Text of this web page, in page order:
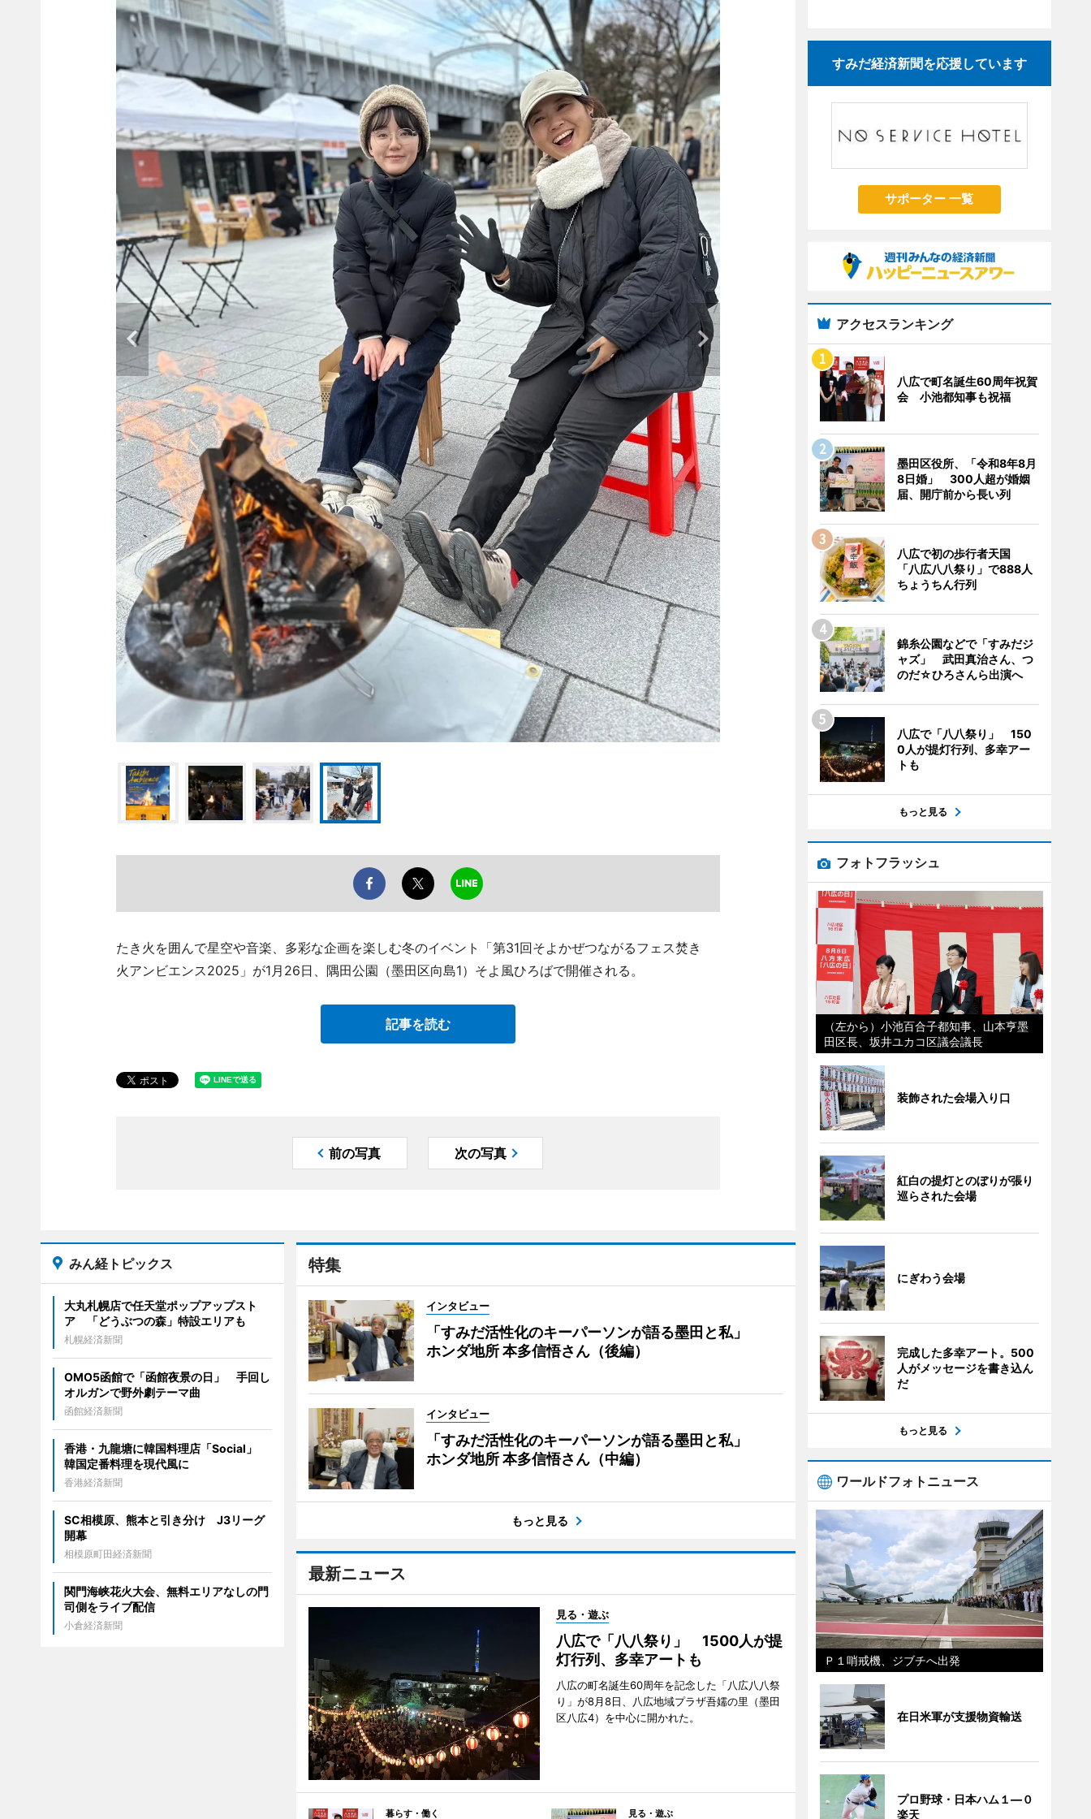
たき火を囲んで星空や音楽、多彩な企画を楽しむ冬のイベント「第31回そよかぜつながるフェス焚き
火アンビエンス2025」が1月26日、隅田公園（墨田区向島1）そよ風ひろばで開催される。
記事を読む
前の写真 次の写真
特集
インタビュー
「すみだ活性化のキーパーソンが語る墨田と私」
ホンダ地所 本多信悟さん（後編）
インタビュー
「すみだ活性化のキーパーソンが語る墨田と私」
ホンダ地所 本多信悟さん（中編）
もっと見る
最新ニュース
見る・遊ぶ
八広で「八八祭り」 1500人が提
灯行列、多幸アートも
八広の町名誕生60周年を記念した「八広八八祭
り」が8月8日、八広地域プラザ吾嬬の里（墨田
区八広4）を中心に開かれた。
暮らす・働く 見る・遊ぶ
みん経トピックス
大丸札幌店で任天堂ポップアップスト
ア 「どうぶつの森」特設エリアも
札幌経済新聞
OMO5函館で「函館夜景の日」 手回し
オルガンで野外劇テーマ曲
函館経済新聞
香港・九龍塘に韓国料理店「Social」
韓国定番料理を現代風に
香港経済新聞
SC相模原、熊本と引き分け J3リーグ
開幕
相模原町田経済新聞
関門海峡花火大会、無料エリアなしの門
司側をライブ配信
小倉経済新聞
すみだ経済新聞を応援しています
サポーター 一覧
アクセスランキング
八広で町名誕生60周年祝賀
会 小池都知事も祝福
墨田区役所、「令和8年8月
8日婚」 300人超が婚姻
届、開庁前から長い列
八広で初の歩行者天国
「八広八八祭り」で888人
ちょうちん行列
錦糸公園などで「すみだジ
ャズ」 武田真治さん、つ
のだ☆ひろさんら出演へ
八広で「八八祭り」 150
0人が提灯行列、多幸アー
トも
もっと見る
フォトフラッシュ
（左から）小池百合子都知事、山本亨墨
田区長、坂井ユカコ区議会議長
装飾された会場入り口
紅白の提灯とのぼりが張り
巡らされた会場
にぎわう会場
完成した多幸アート。500
人がメッセージを書き込ん
だ
もっと見る
ワールドフォトニュース
Ｐ１哨戒機、ジブチへ出発
在日米軍が支援物資輸送
プロ野球・日本ハム１―０
楽天